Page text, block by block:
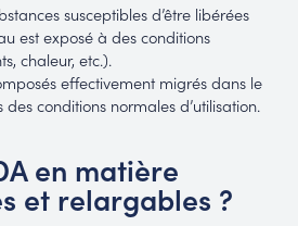
susceptibles d’être libérées
est exposé à des conditions
chaleur, etc.).
effectivement migrés dans le
conditions normales d’utilisation.
en matière
et relargables ?